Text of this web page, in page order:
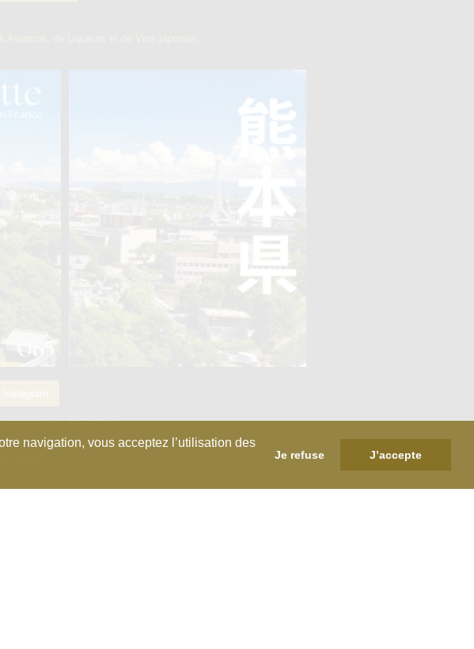
navigation, vous acceptez l’utilisation des
Je refuse J’accepte
avec moderation